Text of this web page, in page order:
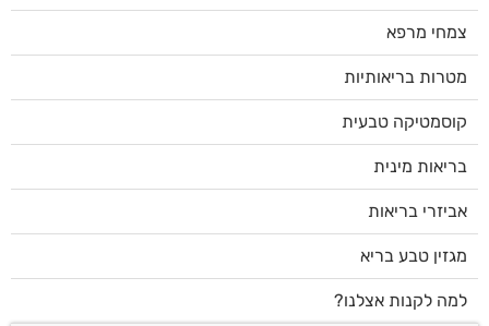
צמחי מרפא
מטרות בריאותיות
קוסמטיקה טבעית
בריאות מינית
אביזרי בריאות
מגזין טבע בריא
למה לקנות אצלנו?